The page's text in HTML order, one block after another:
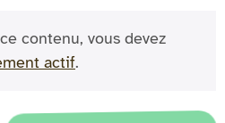
contenu, vous devez
actif.